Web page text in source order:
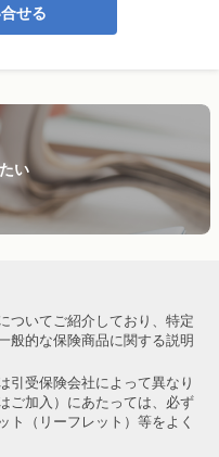
せる
い
ついてご紹介しており、特定
般的な保険商品に関する説明
引受保険会社によって異なり
ご加入）にあたっては、必ず
ト（リーフレット）等をよく